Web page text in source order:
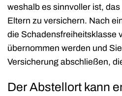
weshalb es sinnvoller ist,
Eltern zu versichern. Nach
die Schadensfreiheitsklasse
übernommen werden und
Versicherung abschließen,
Der Abstellort kann